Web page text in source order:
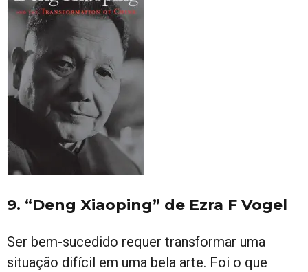
9. “Deng Xiaoping” de Ezra F Vogel
Ser bem-sucedido requer transformar uma
situação difícil em uma bela arte. Foi o que